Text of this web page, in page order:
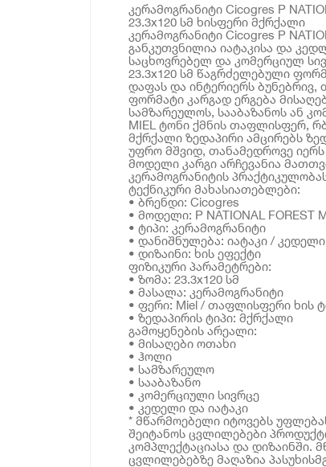
კერამოგრანიტი Cicogres P
23.3x120 სმ ხისფერი მქრქალი
კერამოგრანიტი Cicogres P
განკუთვნილია იატაკისა და
საცხოვრებელ და კომერციულ
23.3x120 სმ წაგრძელებული
დაფას და ინტერიერს ბუნებრივ,
ფორმატი კარგად ერგება
სამზარეულოს, სააბაზანოს ან
MIEL ტონი ქმნის თაფლისფერ,
მქრქალი ზედაპირი ამცირებს
უფრო მშვიდ, თანამედროვე იერს
მოდელი კარგი არჩევანია
კერამოგრანიტის
ტექნიკური მახასიათებლები:
• ბრენდი: Cicogres
• მოდელი: P NATIONAL FOREST
• ტიპი: კერამოგრანიტი
• დანიშნულება: იატაკი / კედელი
• დიზაინი: ხის ეფექტი
ფიზიკური პარამეტრები:
• ზომა: 23.3x120 სმ
• მასალა: კერამოგრანიტი
• ფერი: Miel / თაფლისფერი ხის
• ზედაპირის ტიპი: მქრქალი
გამოყენების არეალი:
• მისაღები ოთახი
• ჰოლი
• სამზარეულო
• სააბაზანო
• კომერციული სივრცე
• კედელი და იატაკი
* მწარმოებელი იტოვებს
შეიტანოს ცვლილებები
კომპლექტაციასა და დიზაინში.
ცვლილებებზე მაღაზია